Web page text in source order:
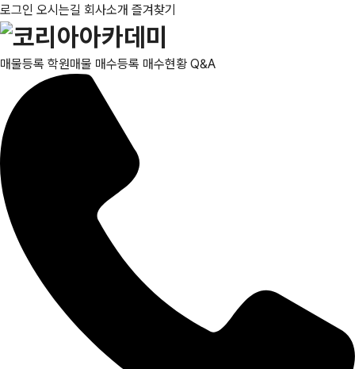
로그인 오시는길 회사소개 즐겨찾기
매물등록 학원매물 매수등록 매수현황 Q&A